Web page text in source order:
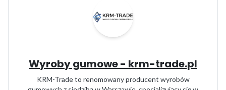
Wyroby gumowe - krm-trade.pl
KRM-Trade to renomowany producent wyrobów